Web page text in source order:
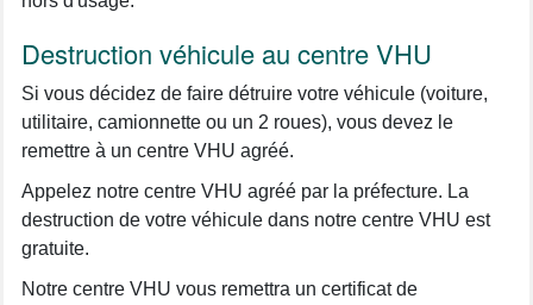
Destruction véhicule au centre VHU
Si vous décidez de faire détruire votre véhicule (voiture,
utilitaire, camionnette ou un 2 roues), vous devez le
remettre à un centre VHU agréé.
Appelez notre centre VHU agréé par la préfecture. La
destruction de votre véhicule dans notre centre VHU est
gratuite.
Notre centre VHU vous remettra un certificat de